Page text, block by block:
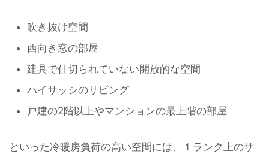
吹き抜け空間
西向き窓の部屋
建具で仕切られていない開放的な空間
ハイサッシのリビング
戸建の2階以上やマンションの最上階の部屋
といった冷暖房負荷の高い空間には、１ランク上のサ